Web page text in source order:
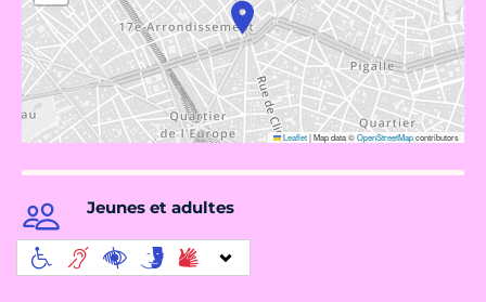
Leaflet|Map data ©OpenStreetMapcontributors
Jeunes et adultes